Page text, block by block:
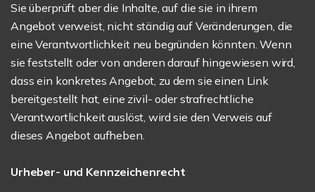
Sie überprüft aber die Inhalte, auf die sie in ihrem
Angebot verweist, nicht ständig auf Veränderungen, die
eine Verantwortlichkeit neu begründen könnten. Wenn
sie feststellt oder von anderen darauf hingewiesen wird,
dass ein konkretes Angebot, zu dem sie einen Link
bereitgestellt hat, eine zivil- oder strafrechtliche
Verantwortlichkeit auslöst, wird sie den Verweis auf
dieses Angebot aufheben.
Urheber- und Kennzeichenrecht